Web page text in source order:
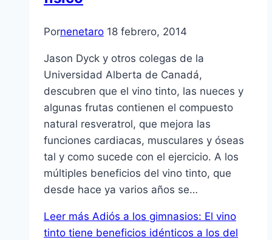
Pornenetaro 18 febrero, 2014
Jason Dyck y otros colegas de la
Universidad Alberta de Canadá,
descubren que el vino tinto, las nueces y
algunas frutas contienen el compuesto
natural resveratrol, que mejora las
funciones cardiacas, musculares y óseas
tal y como sucede con el ejercicio. A los
múltiples beneficios del vino tinto, que
desde hace ya varios años se…
Leer más Adiós a los gimnasios: El vino
tinto tiene beneficios idénticos a los del